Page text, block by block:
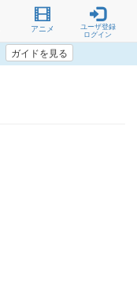
アニメ
ユーザ登録
ログイン
ガイドを見る